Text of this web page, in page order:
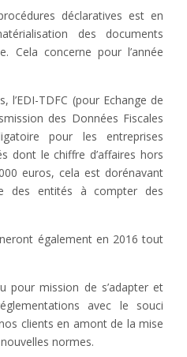
déclaratives est en
des documents
Cela concerne pour l’année
l’EDI-TDFC (pour Echange de
des Données Fiscales
pour les entreprises
dont le chiffre d’affaires hors
euros, cela est dorénavant
des entités à compter des
également en 2016 tout
pour mission de s’adapter et
avec le souci
clients en amont de la mise
normes.